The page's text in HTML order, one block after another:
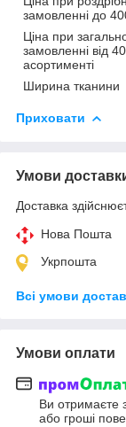
замовленні до
Ціна при
замовленні від
асортименті
Ширина тканини
Приховати
Умови
Доставка
Нова Пошта
Укрпошта
Всі умови
Умови оплати
Ви отримаєте
або гроші